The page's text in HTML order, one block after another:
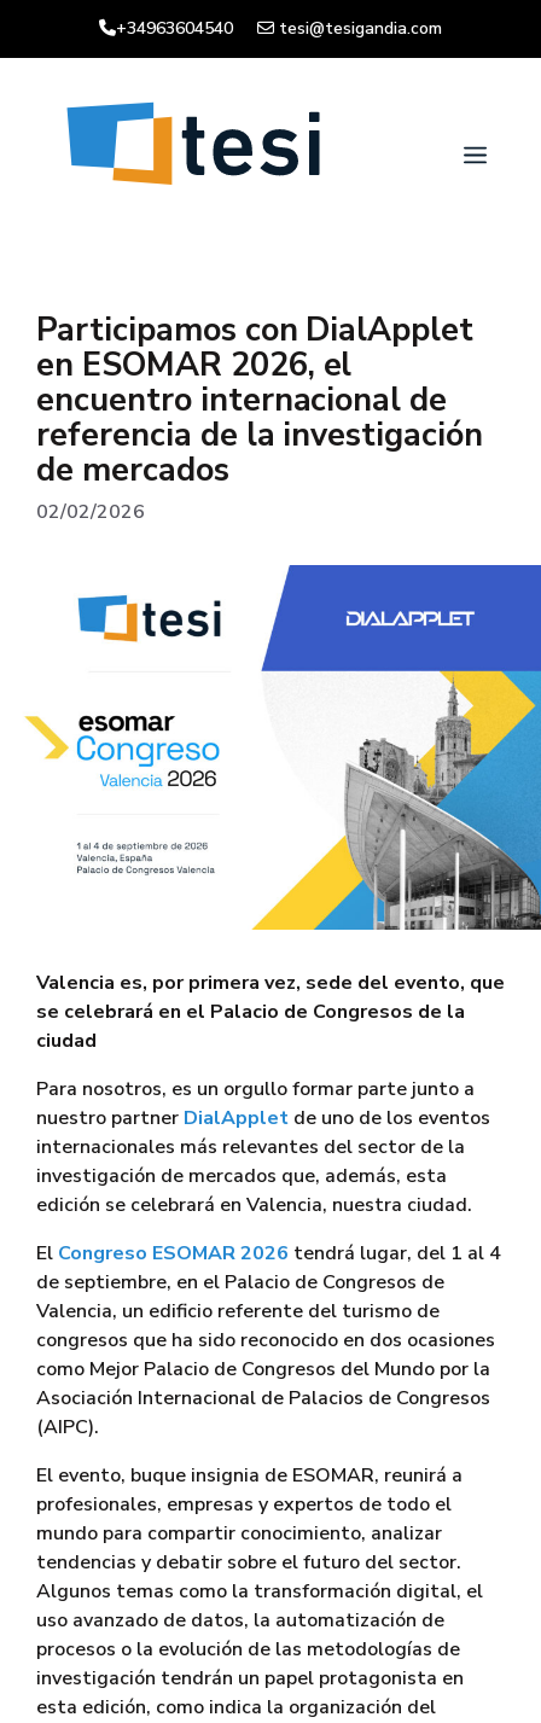
+34963604540 tesi@tesigandia.com
Menú
Participamos con DialApplet
en ESOMAR 2026, el
encuentro internacional de
referencia de la investigación
de mercados
02/02/2026
Valencia es, por primera vez, sede del evento, que
se celebrará en el Palacio de Congresos de la
ciudad
Para nosotros, es un orgullo formar parte junto a
nuestro partner DialApplet de uno de los eventos
internacionales más relevantes del sector de la
investigación de mercados que, además, esta
edición se celebrará en Valencia, nuestra ciudad.
El Congreso ESOMAR 2026 tendrá lugar, del 1 al 4
de septiembre, en el Palacio de Congresos de
Valencia, un edificio referente del turismo de
congresos que ha sido reconocido en dos ocasiones
como Mejor Palacio de Congresos del Mundo por la
Asociación Internacional de Palacios de Congresos
(AIPC).
El evento, buque insignia de ESOMAR, reunirá a
profesionales, empresas y expertos de todo el
mundo para compartir conocimiento, analizar
tendencias y debatir sobre el futuro del sector.
Algunos temas como la transformación digital, el
uso avanzado de datos, la automatización de
procesos o la evolución de las metodologías de
investigación tendrán un papel protagonista en
esta edición, como indica la organización del